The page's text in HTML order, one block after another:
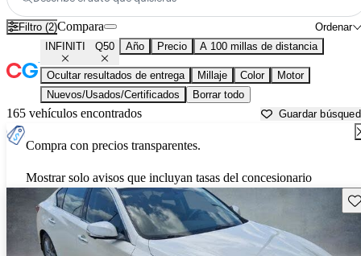
Filtro (2) Ordenar
Compara
INFINITI Q50 Año Precio A 100 millas de distancia
Ocultar resultados de entrega Millaje Color
Motor
Nuevos/Usados/Certificados
Borrar todo
165 vehículos encontrados Guardar
Compra con precios transparentes.
Mostrar solo avisos que incluyan tasas del concesionario